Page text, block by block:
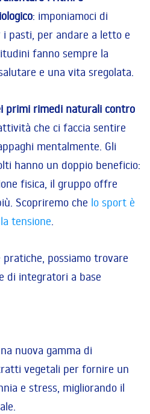
: imponiamoci di
i pasti, per andare a letto e
fanno sempre la
e una vita sregolata.
primi rimedi naturali contro
che ci faccia sentire
mentalmente. Gli
hanno un doppio beneficio:
fisica, il gruppo offre
Scopriremo che lo sport è
tensione.
possiamo trovare
di integratori a base
nuova gamma di
vegetali per fornire un
e stress, migliorando il